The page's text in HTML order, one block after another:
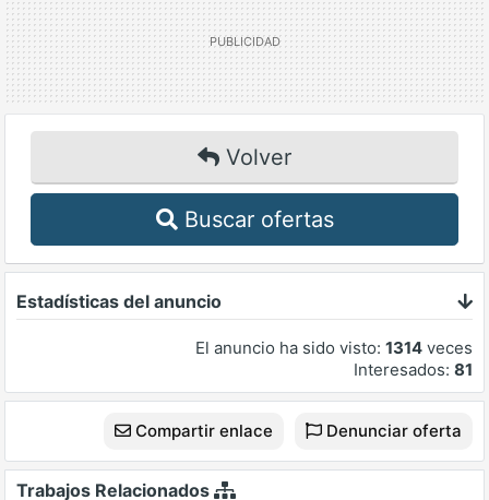
Volver
Buscar ofertas
Estadísticas del anuncio
El anuncio ha sido visto: 1314 veces
Interesados: 81
Compartir enlace Denunciar oferta
Trabajos Relacionados